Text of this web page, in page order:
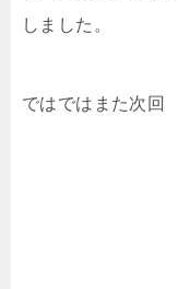
しました。
ではではまた次回